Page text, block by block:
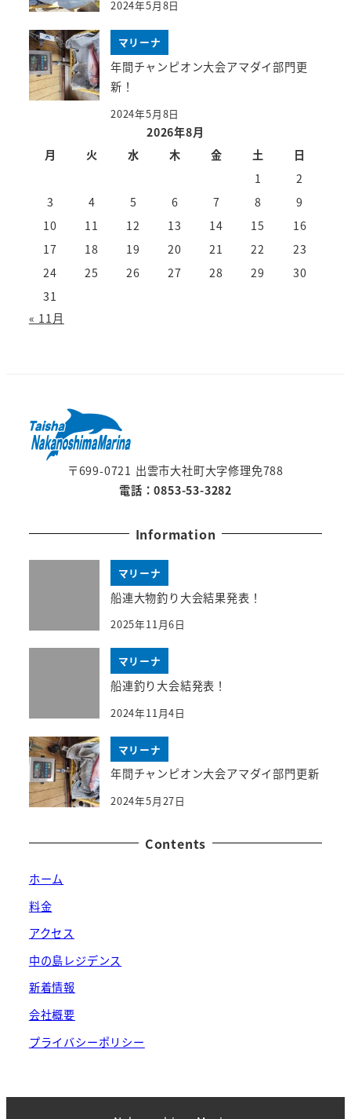
2024年5月8日
マリーナ
年間チャンピオン大会アマダイ部門更
新！
2024年5月8日
2026年8月
月
火 水 木 金 土
日
1
2
3
4 5 6 7 8
9
10
11 12 13 14 15
16
17
18 19 20 21 22
23
24
25 26 27 28 29
30
31
« 11月
〒699-0721 出雲市大社町大字修理免788
電話：0853-53-3282
Information
マリーナ
船連大物釣り大会結果発表！
2025年11月6日
マリーナ
船連釣り大会結発表！
2024年11月4日
マリーナ
年間チャンピオン大会アマダイ部門更新
2024年5月27日
Contents
ホーム
料金
アクセス
中の島レジデンス
新着情報
会社概要
プライバシーポリシー